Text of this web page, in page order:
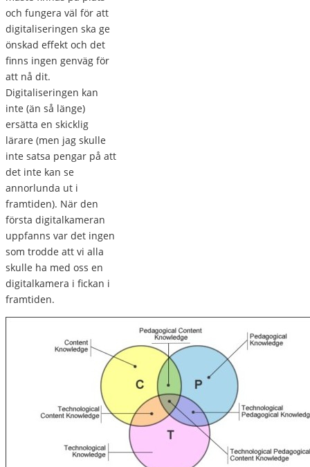
och fungera väl för att
digitaliseringen ska ge
önskad effekt och det
finns ingen genväg för
att nå dit.
Digitaliseringen kan
inte (än så länge)
ersätta en skicklig
lärare (men jag skulle
inte satsa pengar på att
det inte kan se
annorlunda ut i
framtiden). När den
första digitalkameran
uppfanns var det ingen
som trodde att vi alla
skulle ha med oss en
digitalkamera i fickan i
framtiden.